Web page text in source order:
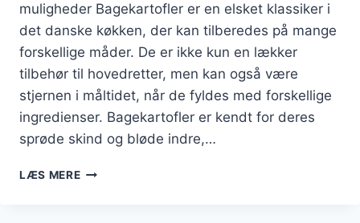
muligheder Bagekartofler er en elsket klassiker i
det danske køkken, der kan tilberedes på mange
forskellige måder. De er ikke kun en lækker
tilbehør til hovedretter, men kan også være
stjernen i måltidet, når de fyldes med forskellige
ingredienser. Bagekartofler er kendt for deres
sprøde skind og bløde indre,…
LÆS MEREBAGEKARTOFLER